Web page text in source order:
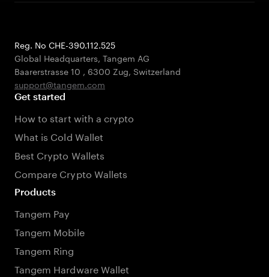
Reg. No CHE-390.112.525
Global Headquarters, Tangem AG
Baarerstrasse 10 , 6300 Zug, Switzerland
support@tangem.com
Get started
How to start with a crypto
What is Cold Wallet
Best Crypto Wallets
Compare Crypto Wallets
Products
Tangem Pay
Tangem Mobile
Tangem Ring
Tangem Hardware Wallet